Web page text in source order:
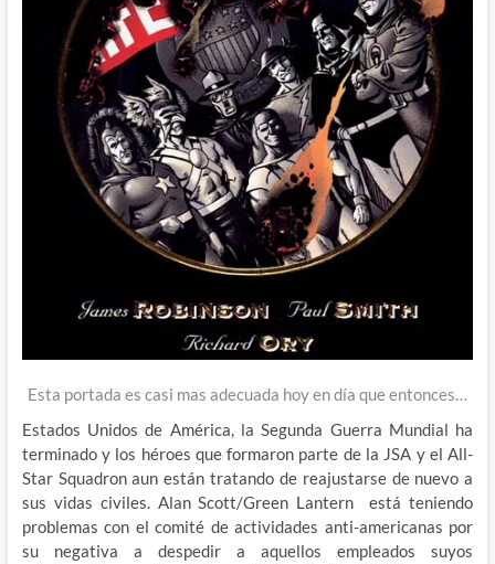
Esta portada es casi mas adecuada hoy en día que entonces…
Estados Unidos de América, la Segunda Guerra Mundial ha
terminado y los héroes que formaron parte de la JSA y el All-
Star Squadron aun están tratando de reajustarse de nuevo a
sus vidas civiles. Alan Scott/Green Lantern está teniendo
problemas con el comité de actividades anti-americanas por
su negativa a despedir a aquellos empleados suyos